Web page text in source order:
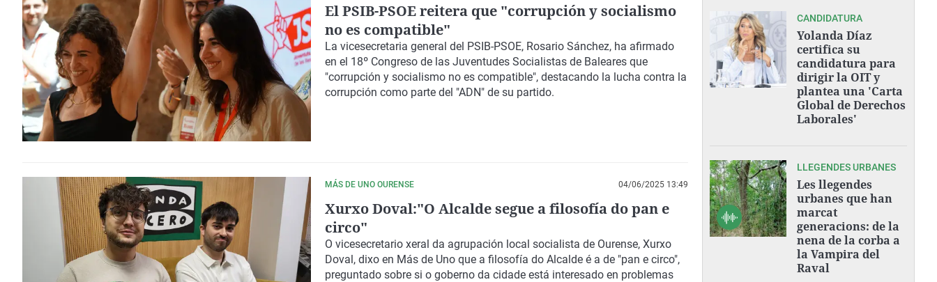
El PSIB-PSOE reitera que "corrupción y socialismo
no es compatible"
La vicesecretaria general del PSIB-PSOE, Rosario Sánchez, ha afirmado
en el 18º Congreso de las Juventudes Socialistas de Baleares que
"corrupción y socialismo no es compatible", destacando la lucha contra la
corrupción como parte del "ADN" de su partido.
MÁS DE UNO OURENSE 04/06/2025 13:49
Xurxo Doval:"O Alcalde segue a filosofía do pan e
circo"
O vicesecretario xeral da agrupación local socialista de Ourense, Xurxo
Doval, dixo en Más de Uno que a filosofía do Alcalde é a de "pan e circo",
preguntado sobre si o goberno da cidade está interesado en problemas
CANDIDATURA
Yolanda Díaz
certifica su
candidatura para
dirigir la OIT y
plantea una 'Carta
Global de Derechos
Laborales'
LLEGENDES URBANES
Les llegendes
urbanes que han
marcat
generacions: de la
nena de la corba a
la Vampira del
Raval